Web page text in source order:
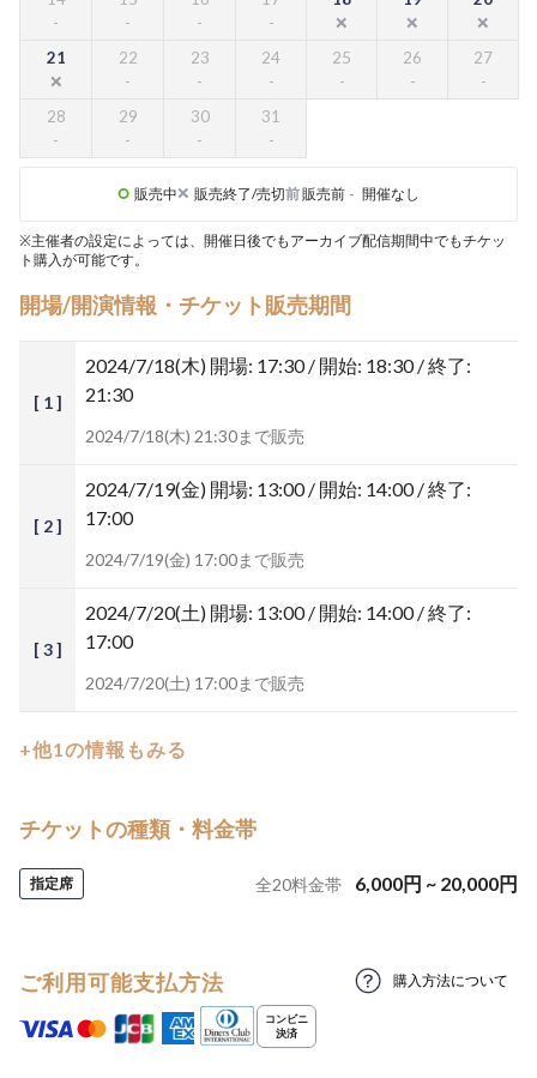
21 22 23 24 25 26 27
28 29 30 31
販売中 販売終了/売切前販売前 - 開催なし
※主催者の設定によっては、開催日後でもアーカイブ配信期間中でもチケッ
ト購入が可能です。
開場/開演情報・チケット販売期間
[ 1 ]
2024/7/18(木) 開場: 17:30 / 開始: 18:30 / 終了:
21:30
2024/7/18(木) 21:30まで販売
[ 2 ]
2024/7/19(金) 開場: 13:00 / 開始: 14:00 / 終了:
17:00
2024/7/19(金) 17:00まで販売
[ 3 ]
2024/7/20(土) 開場: 13:00 / 開始: 14:00 / 終了:
17:00
2024/7/20(土) 17:00まで販売
+他1の情報もみる
チケットの種類・料金帯
指定席 全20料金帯 6,000円 ~ 20,000円
ご利用可能支払方法 購入方法について